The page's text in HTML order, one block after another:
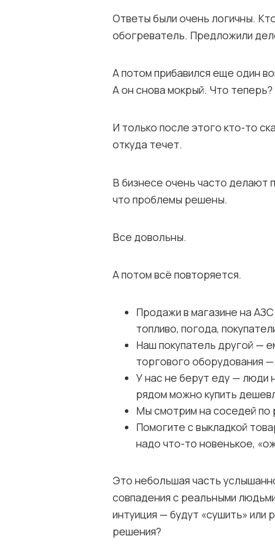
Ответы были очень логичны.
обогреватель. Предложили
А потом прибавился еще один
А он снова мокрый. Что теперь?
И только после этого кто-то
откуда течет.
В бизнесе очень часто делают
что проблемы решены.
Все довольны.
А потом всё повторяется.
Продажи в магазине на
топливо, погода,
Наш покупатель другой —
торгового оборудования
У нас не берут еду — люди
рядом можно купить
Мы смотрим на соседей по
Помогите с выкладкой
надо что-то новенькое,
Это небольшая часть
совпадения с реальными
интуиция — будут «сушить» или
решения?